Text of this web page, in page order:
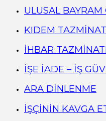
ULUSAL BAYRAM
KIDEM
İHBAR TAZMİNATI
İŞE İADE – İŞ
ARA DİNLENME
İŞÇİNİN KAVGA